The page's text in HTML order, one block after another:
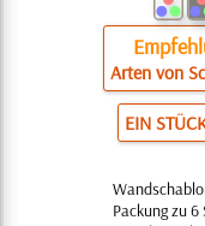
Arten von
EIN
Packung zu